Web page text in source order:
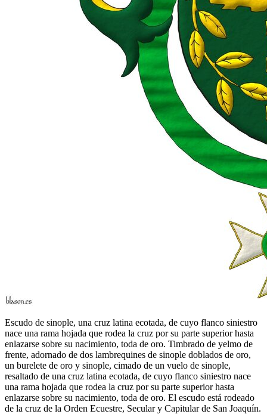
Escudo de sinople, una cruz latina ecotada, de cuyo flanco siniestro
nace una rama hojada que rodea la cruz por su parte superior hasta
enlazarse sobre su nacimiento, toda de oro. Timbrado de yelmo de
frente, adornado de dos lambrequines de sinople doblados de oro,
un burelete de oro y sinople, cimado de un vuelo de sinople,
resaltado de una cruz latina ecotada, de cuyo flanco siniestro nace
una rama hojada que rodea la cruz por su parte superior hasta
enlazarse sobre su nacimiento, toda de oro. El escudo está rodeado
de la cruz de la Orden Ecuestre, Secular y Capitular de San Joaquín.